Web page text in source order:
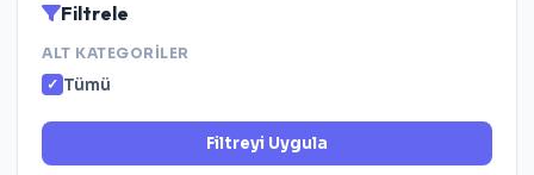
Filtrele
ALT KATEGORILER
Tümü
Filtreyi Uygula